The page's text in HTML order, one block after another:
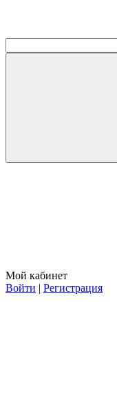
Мой кабинет
Войти | Регистрация